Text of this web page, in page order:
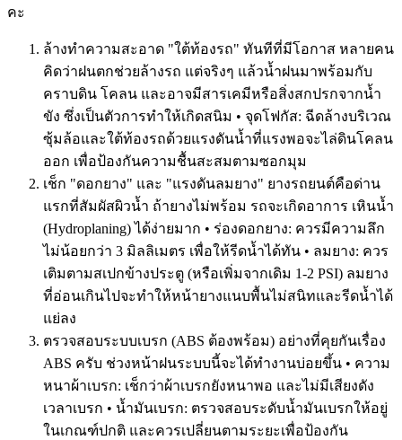
คะ
ล้างทำความสะอาด "ใต้ท้องรถ" ทันทีที่มีโอกาส หลายคน
คิดว่าฝนตกช่วยล้างรถ แต่จริงๆ แล้วน้ำฝนมาพร้อมกับ
คราบดิน โคลน และอาจมีสารเคมีหรือสิ่งสกปรกจากน้ำ
ขัง ซึ่งเป็นตัวการทำให้เกิดสนิม • จุดโฟกัส: ฉีดล้างบริเวณ
ซุ้มล้อและใต้ท้องรถด้วยแรงดันน้ำที่แรงพอจะไล่ดินโคลน
ออก เพื่อป้องกันความชื้นสะสมตามซอกมุม
เช็ก "ดอกยาง" และ "แรงดันลมยาง" ยางรถยนต์คือด่าน
แรกที่สัมผัสผิวน้ำ ถ้ายางไม่พร้อม รถจะเกิดอาการ เหินน้ำ
(Hydroplaning) ได้ง่ายมาก • ร่องดอกยาง: ควรมีความลึก
ไม่น้อยกว่า 3 มิลลิเมตร เพื่อให้รีดน้ำได้ทัน • ลมยาง: ควร
เติมตามสเปกข้างประตู (หรือเพิ่มจากเดิม 1-2 PSI) ลมยาง
ที่อ่อนเกินไปจะทำให้หน้ายางแนบพื้นไม่สนิทและรีดน้ำได้
แย่ลง
ตรวจสอบระบบเบรก (ABS ต้องพร้อม) อย่างที่คุยกันเรื่อง
ABS ครับ ช่วงหน้าฝนระบบนี้จะได้ทำงานบ่อยขึ้น • ความ
หนาผ้าเบรก: เช็กว่าผ้าเบรกยังหนาพอ และไม่มีเสียงดัง
เวลาเบรก • น้ำมันเบรก: ตรวจสอบระดับน้ำมันเบรกให้อยู่
ในเกณฑ์ปกติ และควรเปลี่ยนตามระยะเพื่อป้องกัน